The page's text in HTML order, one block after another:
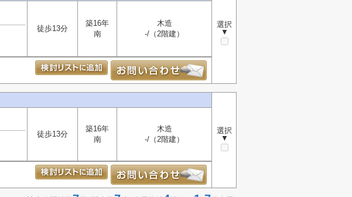
選択
▼
徒歩13分
築16年
南
木造
-/（2階建）
選択
▼
徒歩13分
築16年
南
木造
-/（2階建）